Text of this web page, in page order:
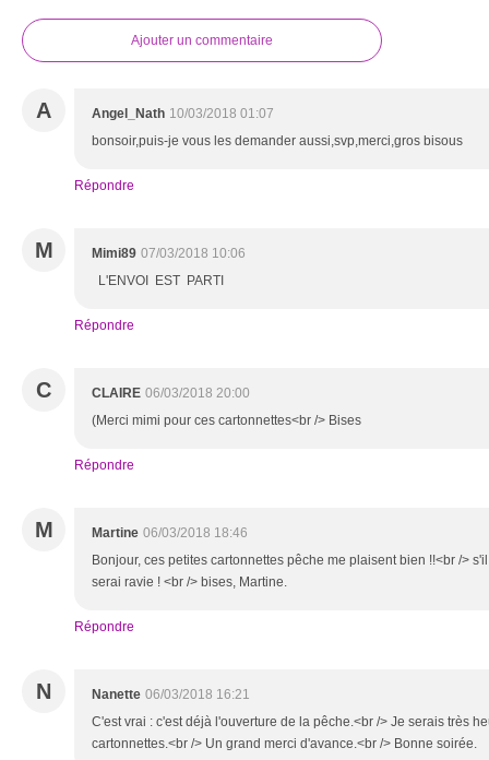
Ajouter un commentaire
A Angel_Nath 10/03/2018 01:07
bonsoir,puis-je vous les demander aussi,svp,merci,gros bisous
Répondre
M Mimi89 07/03/2018 10:06
L'ENVOI EST PARTI
Répondre
C CLAIRE 06/03/2018 20:00
(Merci mimi pour ces cartonnettes<br /> Bises
Répondre
M Martine 06/03/2018 18:46
Bonjour, ces petites cartonnettes pêche me plaisent bien !!<br />
serai ravie ! <br /> bises, Martine.
Répondre
N Nanette 06/03/2018 16:21
C'est vrai : c'est déjà l'ouverture de la pêche.<br /> Je serais très
cartonnettes.<br /> Un grand merci d'avance.<br /> Bonne soirée.